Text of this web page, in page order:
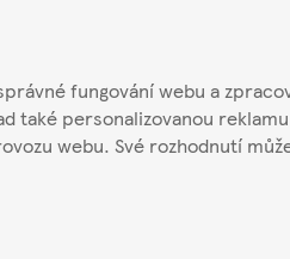
fungování webu a
také personalizovanou
webu. Své rozhodnutí